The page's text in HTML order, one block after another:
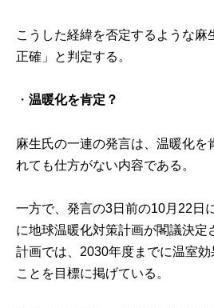
こうした経緯を否定するような麻
正確」と判定する。
・温暖化を肯定？
麻生氏の一連の発言は、温暖化を
れても仕方がない内容である。
一方で、発言の3日前の10月22日
に地球温暖化対策計画が閣議決定
計画では、2030年度までに温室
ことを目標に掲げている。